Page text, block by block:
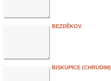
BEZDĚKOV
BISKUPICE (CHRUDIM)